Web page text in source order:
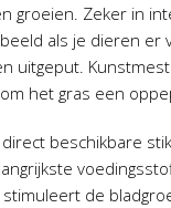
groeien. Zeker in
als je dieren er
uitgeput.
het gras een
beschikbare
de